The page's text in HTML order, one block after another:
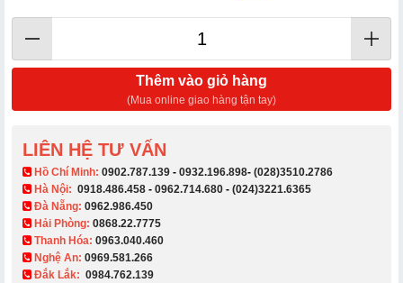
Thêm vào giỏ hàng
(Mua online giao hàng tận tay)
LIÊN HỆ TƯ VẤN
​ Hồ Chí Minh: 0902.787.139 - 0932.196.898- (028)3510.2786
Hà Nội: 0918.486.458 - 0962.714.680 - (024)3221.6365
Đà Nẵng: 0962.986.450
Hải Phòng: 0868.22.7775
Thanh Hóa: 0963.040.460
Nghệ An: 0969.581.266
Đắk Lắk: 0984.762.139